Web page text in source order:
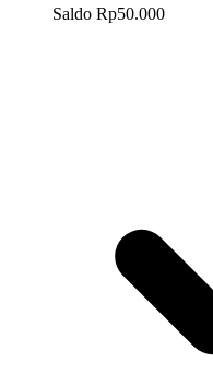
Saldo Rp50.000